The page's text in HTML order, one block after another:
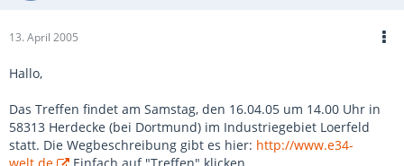
13. April 2005
Hallo,
Das Treffen findet am Samstag, den 16.04.05 um 14.00 Uhr in
58313 Herdecke (bei Dortmund) im Industriegebiet Loerfeld
statt. Die Wegbeschreibung gibt es hier: http://www.e34-